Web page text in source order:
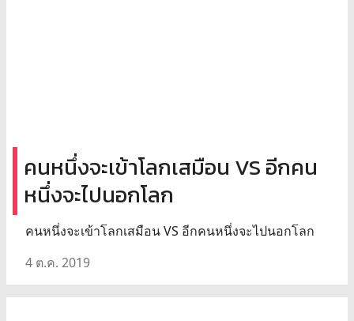
คนหนึ่งจะเข้าโลกเสมือน VS อีกคน
หนึ่งจะไปนอกโลก
คนหนึ่งจะเข้าโลกเสมือน VS อีกคนหนึ่งจะไปนอกโลก
4 ต.ค. 2019